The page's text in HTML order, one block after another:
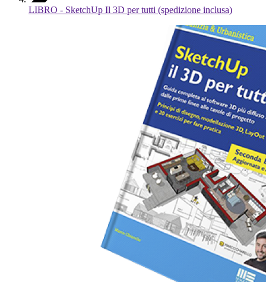
LIBRO - SketchUp Il 3D per tutti (spedizione inclusa)